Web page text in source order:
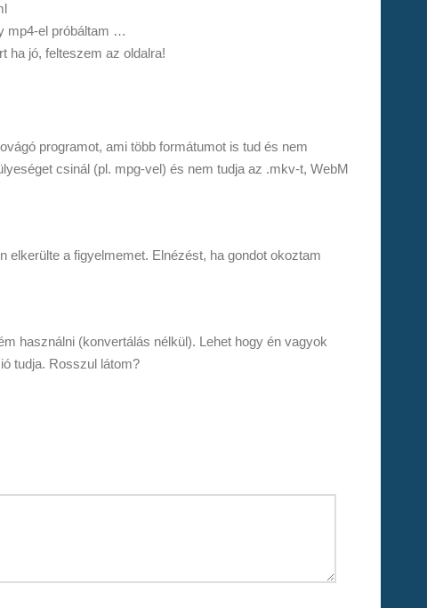
mp4-el próbáltam …
ha jó, felteszem az oldalra!
programot, ami több formátumot is tud és nem
csinál (pl. mpg-vel) és nem tudja az .mkv-t, WebM
elkerülte a figyelmemet. Elnézést, ha gondot okoztam
használni (konvertálás nélkül). Lehet hogy én vagyok
tudja. Rosszul látom?